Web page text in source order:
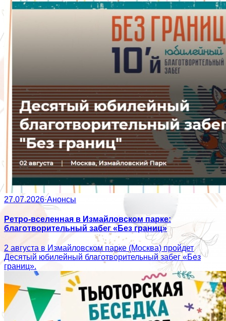
27.07.2026·Анонсы
Ретро-вселенная в Измайловском парке:
благотворительный забег «Без границ»
2 августа в Измайловском парке (Москва) пройдет
Десятый юбилейный благотворительный забег «Без
границ».